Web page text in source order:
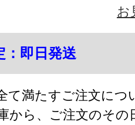
お
：即日発送
満たすご注文につ
から、ご注文のそ